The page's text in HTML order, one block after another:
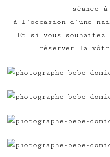
séance
à l’occasion d’une
Et si vous
réserver la